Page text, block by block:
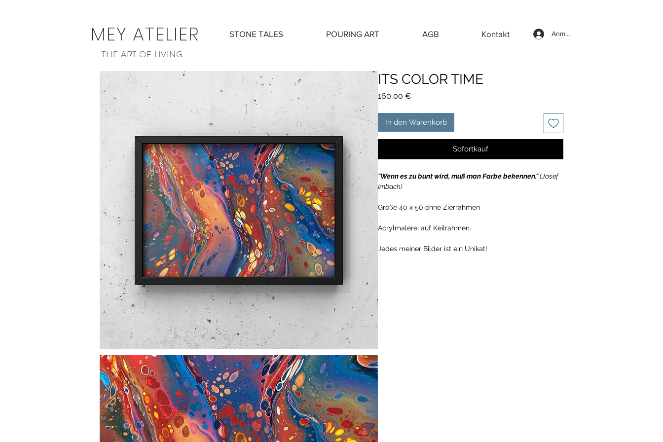
MEY ATELIER
THE ART OF LIVING
STONE TALES POURING ART AGB Kontakt Anmelden
ITS COLOR TIME
160,00 €
In den Warenkorb
Sofortkauf
"Wenn es zu bunt wird, muß man Farbe bekennen."(Josef
Imbach)
Größe 40 x 50 ohne Zierrahmen
Acrylmalerei auf Keilrahmen.
Jedes meiner Bilder ist ein Unikat!